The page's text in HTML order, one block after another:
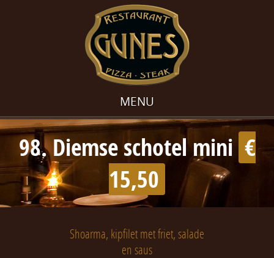
MENU
98. Diemse schotel mini €
15,50
Shoarma, kipfilet met friet, salade
en saus